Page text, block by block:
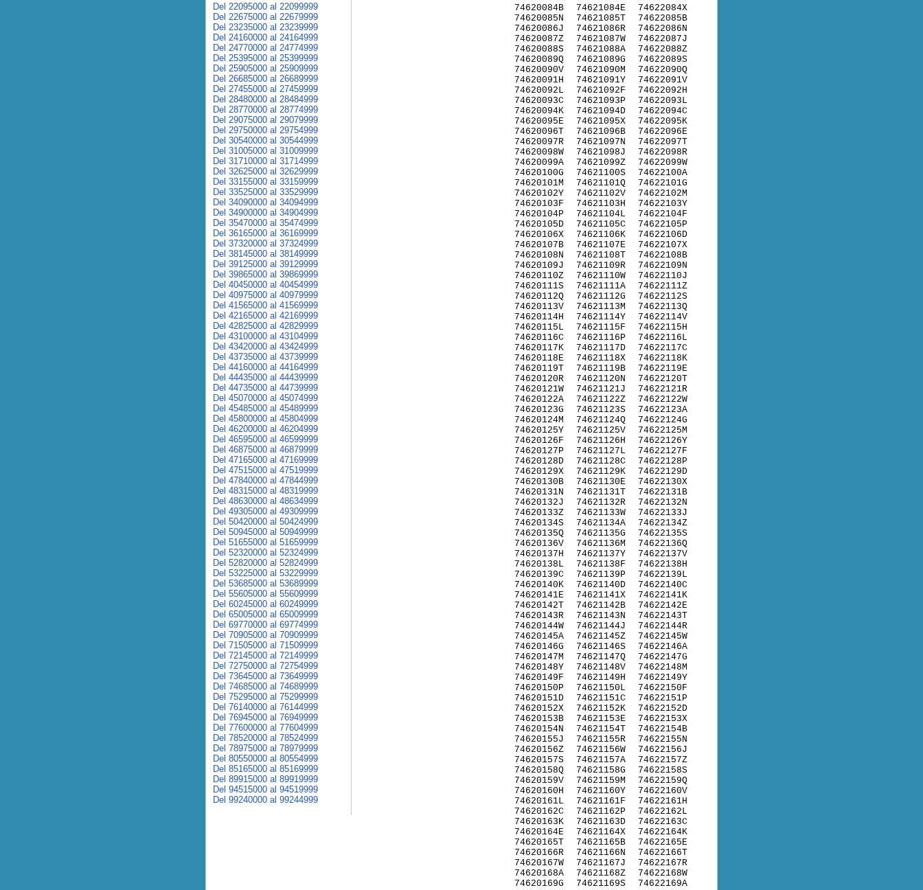
74620084B
74620085N
74620086J
74620087Z
74620088S
74620089Q
74620090V
74620091H
74620092L
74620093C
74620094K
74620095E
74620096T
74620097R
74620098W
74620099A
74620100G
74620101M
74620102Y
74620103F
74620104P
74620105D
74620106X
74620107B
74620108N
74620109J
74620110Z
74620111S
74620112Q
74620113V
74620114H
74620115L
74620116C
74620117K
74620118E
74620119T
74620120R
74620121W
74620122A
74620123G
74620124M
74620125Y
74620126F
74620127P
74620128D
74620129X
74620130B
74620131N
74620132J
74620133Z
74620134S
74620135Q
74620136V
74620137H
74620138L
74620139C
74620140K
74620141E
74620142T
74620143R
74620144W
74620145A
74620146G
74620147M
74620148Y
74620149F
74620150P
74620151D
74620152X
74620153B
74620154N
74620155J
74620156Z
74620157S
74620158Q
74620159V
74620160H
74620161L
74620162C
74620163K
74620164E
74620165T
74620166R
74620167W
74620168A
74620169G
74621084E
74621085T
74621086R
74621087W
74621088A
74621089G
74621090M
74621091Y
74621092F
74621093P
74621094D
74621095X
74621096B
74621097N
74621098J
74621099Z
74621100S
74621101Q
74621102V
74621103H
74621104L
74621105C
74621106K
74621107E
74621108T
74621109R
74621110W
74621111A
74621112G
74621113M
74621114Y
74621115F
74621116P
74621117D
74621118X
74621119B
74621120N
74621121J
74621122Z
74621123S
74621124Q
74621125V
74621126H
74621127L
74621128C
74621129K
74621130E
74621131T
74621132R
74621133W
74621134A
74621135G
74621136M
74621137Y
74621138F
74621139P
74621140D
74621141X
74621142B
74621143N
74621144J
74621145Z
74621146S
74621147Q
74621148V
74621149H
74621150L
74621151C
74621152K
74621153E
74621154T
74621155R
74621156W
74621157A
74621158G
74621159M
74621160Y
74621161F
74621162P
74621163D
74621164X
74621165B
74621166N
74621167J
74621168Z
74621169S
74622084X
74622085B
74622086N
74622087J
74622088Z
74622089S
74622090Q
74622091V
74622092H
74622093L
74622094C
74622095K
74622096E
74622097T
74622098R
74622099W
74622100A
74622101G
74622102M
74622103Y
74622104F
74622105P
74622106D
74622107X
74622108B
74622109N
74622110J
74622111Z
74622112S
74622113Q
74622114V
74622115H
74622116L
74622117C
74622118K
74622119E
74622120T
74622121R
74622122W
74622123A
74622124G
74622125M
74622126Y
74622127F
74622128P
74622129D
74622130X
74622131B
74622132N
74622133J
74622134Z
74622135S
74622136Q
74622137V
74622138H
74622139L
74622140C
74622141K
74622142E
74622143T
74622144R
74622145W
74622146A
74622147G
74622148M
74622149Y
74622150F
74622151P
74622152D
74622153X
74622154B
74622155N
74622156J
74622157Z
74622158S
74622159Q
74622160V
74622161H
74622162L
74622163C
74622164K
74622165E
74622166T
74622167R
74622168W
74622169A
Del 22095000 al 22099999
Del 22675000 al 22679999
Del 23235000 al 23239999
Del 24160000 al 24164999
Del 24770000 al 24774999
Del 25395000 al 25399999
Del 25905000 al 25909999
Del 26685000 al 26689999
Del 27455000 al 27459999
Del 28480000 al 28484999
Del 28770000 al 28774999
Del 29075000 al 29079999
Del 29750000 al 29754999
Del 30540000 al 30544999
Del 31005000 al 31009999
Del 31710000 al 31714999
Del 32625000 al 32629999
Del 33155000 al 33159999
Del 33525000 al 33529999
Del 34090000 al 34094999
Del 34900000 al 34904999
Del 35470000 al 35474999
Del 36165000 al 36169999
Del 37320000 al 37324999
Del 38145000 al 38149999
Del 39125000 al 39129999
Del 39865000 al 39869999
Del 40450000 al 40454999
Del 40975000 al 40979999
Del 41565000 al 41569999
Del 42165000 al 42169999
Del 42825000 al 42829999
Del 43100000 al 43104999
Del 43420000 al 43424999
Del 43735000 al 43739999
Del 44160000 al 44164999
Del 44435000 al 44439999
Del 44735000 al 44739999
Del 45070000 al 45074999
Del 45485000 al 45489999
Del 45800000 al 45804999
Del 46200000 al 46204999
Del 46595000 al 46599999
Del 46875000 al 46879999
Del 47165000 al 47169999
Del 47515000 al 47519999
Del 47840000 al 47844999
Del 48315000 al 48319999
Del 48630000 al 48634999
Del 49305000 al 49309999
Del 50420000 al 50424999
Del 50945000 al 50949999
Del 51655000 al 51659999
Del 52320000 al 52324999
Del 52820000 al 52824999
Del 53225000 al 53229999
Del 53685000 al 53689999
Del 55605000 al 55609999
Del 60245000 al 60249999
Del 65005000 al 65009999
Del 69770000 al 69774999
Del 70905000 al 70909999
Del 71505000 al 71509999
Del 72145000 al 72149999
Del 72750000 al 72754999
Del 73645000 al 73649999
Del 74685000 al 74689999
Del 75295000 al 75299999
Del 76140000 al 76144999
Del 76945000 al 76949999
Del 77600000 al 77604999
Del 78520000 al 78524999
Del 78975000 al 78979999
Del 80550000 al 80554999
Del 85165000 al 85169999
Del 89915000 al 89919999
Del 94515000 al 94519999
Del 99240000 al 99244999